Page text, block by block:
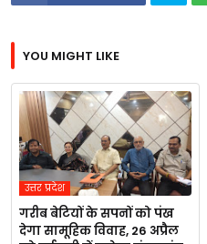
YOU MIGHT LIKE
उत्तर प्रदेश
गरीब बेटियों के सपनों को पंख
देगा सामूहिक विवाह, 26 अप्रैल